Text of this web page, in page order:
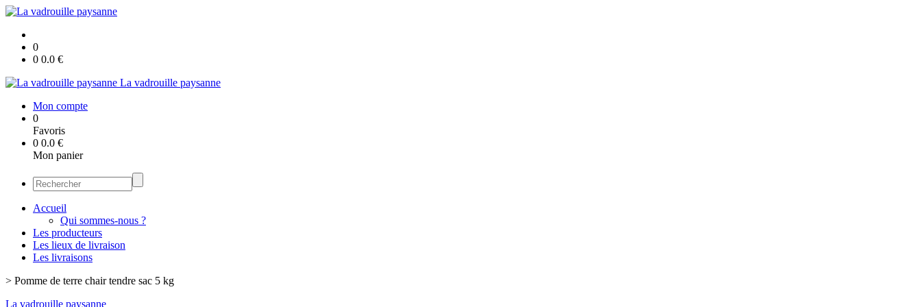
0
0 0.0 €
La vadrouille paysanne
Mon compte
0
Favoris
0 0.0 €
Mon panier
Accueil
Qui sommes-nous ?
Les producteurs
Les lieux de livraison
Les livraisons
> Pomme de terre chair tendre sac 5 kg
La vadrouille paysanne